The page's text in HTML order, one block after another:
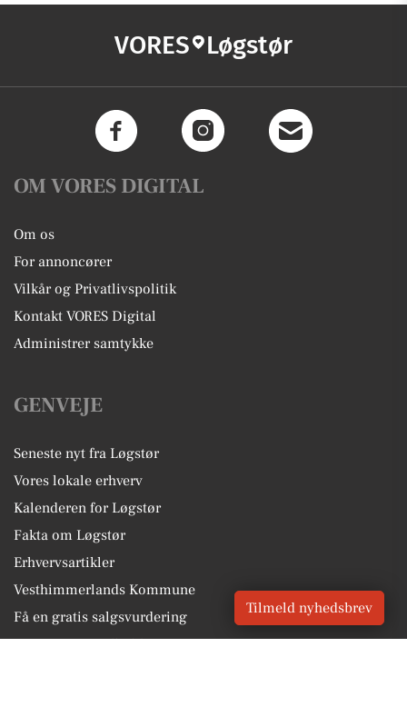
VORES Løgstør
OM VORES DIGITAL
Om os
For annoncører
Vilkår og Privatlivspolitik
Kontakt VORES Digital
Administrer samtykke
GENVEJE
Seneste nyt fra Løgstør
Vores lokale erhverv
Kalenderen for Løgstør
Fakta om Løgstør
Erhvervsartikler
Vesthimmerlands Kommune
Få en gratis salgsvurdering
Sponsoreret indhold
Tilmeld nyhedsbrev